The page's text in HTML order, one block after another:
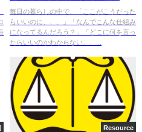
はありますか？あなた自身の声
が、聞かれる仕組みはあります
か？〜未来世代法アカデミー
毎日の暮らしの中で、「ここがこうだった
らいいのに、、、」「なんでこんな仕組み
になってるんだろう？」「どこに何を言っ
たらいいのかわからない、、...
Resource